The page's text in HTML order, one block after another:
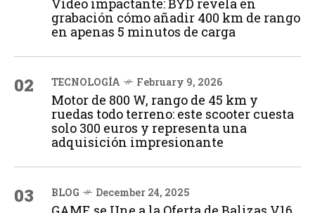
Vídeo impactante: BYD revela en
grabación cómo añadir 400 km de rango
en apenas 5 minutos de carga
02 TECNOLOGÍA February 9, 2026
Motor de 800 W, rango de 45 km y
ruedas todo terreno: este scooter cuesta
solo 300 euros y representa una
adquisición impresionante
03 BLOG December 24, 2025